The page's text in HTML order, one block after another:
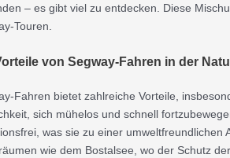
– es gibt viel zu entdecken. Diese
Touren.
von Segway-Fahren in der
Fahren bietet zahlreiche Vorteile,
sich mühelos und schnell
was sie zu einer
wie dem Bostalsee, wo der Schutz